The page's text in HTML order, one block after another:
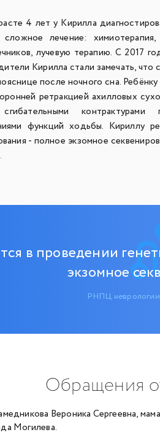
4 лет у Кирилла
лечение:
лучевую терапию. С 2017
Кирилла стали замечать,
после ночного сна.
ретракцией ахилловых
контрактурами
функций ходьбы. Кириллу
- полное экзомное
в проведении
экзомное
РНПЦ
Обращения
Вероника Сергеевна,
Могилева.